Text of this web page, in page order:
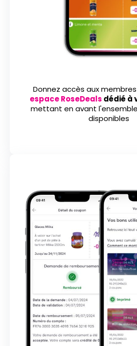
Donnez accès aux
espace RoseDeals dédié à
mettant en avant
disponibles